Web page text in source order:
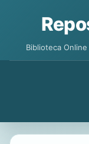
Biblioteca